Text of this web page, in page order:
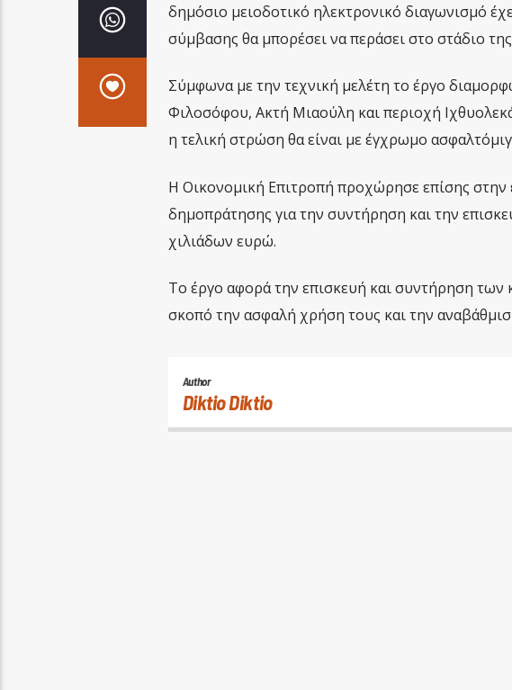
δημόσιο μειοδοτικό ηλεκτρονικό διαγωνισμό
σύμβασης θα μπορέσει να περάσει στο στάδιο
Σύμφωνα με την τεχνική μελέτη το έργο
Φιλοσόφου, Ακτή Μιαούλη και περιοχή
η τελική στρώση θα είναι με έγχρωμο
Η Οικονομική Επιτροπή προχώρησε επίσης στην
δημοπράτησης για την συντήρηση και την
χιλιάδων ευρώ.
Το έργο αφορά την επισκευή και συντήρηση
σκοπό την ασφαλή χρήση τους και την
Author
Diktio Diktio